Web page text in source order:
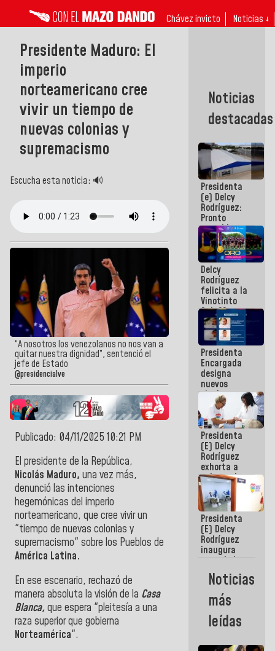
Chávez invicto Noticias ↓
Presidente Maduro: El
imperio
norteamericano cree
vivir un tiempo de
nuevas colonias y
supremacismo
Escucha esta noticia: 🔊
“A nosotros los venezolanos no nos van a
quitar nuestra dignidad”, sentenció el
jefe de Estado
@presidencialve
Publicado: 04/11/2025 10:21 PM
El presidente de la República,
Nicolás Maduro, una vez más,
denunció las intenciones
hegemónicas del imperio
norteamericano, que cree vivir un
"tiempo de nuevas colonias y
supremacismo" sobre los Pueblos de
América Latina.
En ese escenario, rechazó de
manera absoluta la visión de la Casa
Blanca, que espera "pleitesía a una
raza superior que gobierna
Norteamérica".
Noticias
destacadas
Presidenta
(e) Delcy
Rodríguez:
Pronto
restableceremos
las
operaciones
en el
Aeropuerto
Internacional
de
Maiquetía
Delcy
Rodríguez
felicita a la
Vinotinto
Sub 20
campeona
frente
México Sub
23 en los
Centroamericanos
Presidenta
Encargada
designa
nuevos
titulares en
Viceministerio
de Energía
Eléctrica y
CORPOELEC
Presidenta
(E) Delcy
Rodríguez
exhorta a
gobernadores
y alcaldes a
edificar
casas para
abuelos
Presidenta
(E) Delcy
Rodríguez
inaugura
casa de los
Abuelos
Primavera
en Caracas
Noticias
más
leídas